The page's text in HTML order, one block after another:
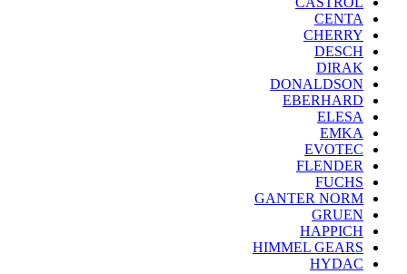
CENTA
CHERRY
DESCH
DIRAK
DONALDSON
EBERHARD
ELESA
EMKA
EVOTEC
FLENDER
FUCHS
GANTER NORM
GRUEN
HAPPICH
HIMMEL GEARS
HYDAC